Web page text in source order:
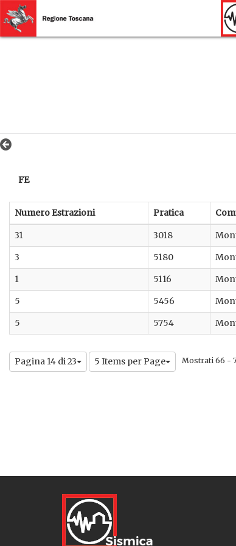
FE
Numero Estrazioni Pratica
31 3018
3
5180
1
5116
5
5456
5
5754
Pagina 14 di 23 5 Items per Page Mostrati 66 -